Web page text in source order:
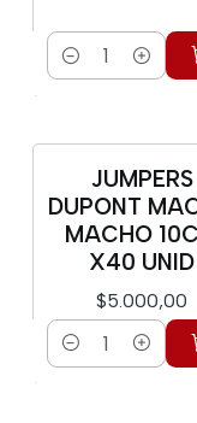
Cantidad
JUMPERS
DUPONT
MACHO
X40 UNID
$5.000,00
Cantidad